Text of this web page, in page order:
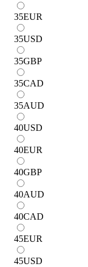
35EUR
35USD
35GBP
35CAD
35AUD
40USD
40EUR
40GBP
40AUD
40CAD
45EUR
45USD